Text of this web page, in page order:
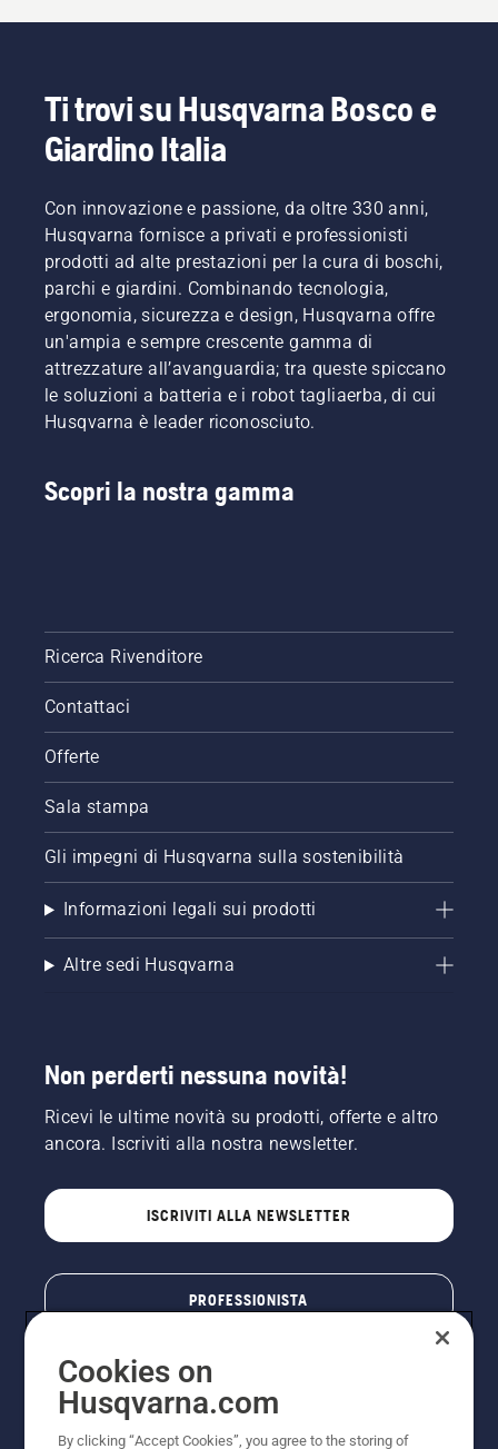
Ti trovi su Husqvarna Bosco e
Giardino Italia
Con innovazione e passione, da oltre 330 anni,
Husqvarna fornisce a privati e professionisti
prodotti ad alte prestazioni per la cura di boschi,
parchi e giardini. Combinando tecnologia,
ergonomia, sicurezza e design, Husqvarna offre
un'ampia e sempre crescente gamma di
attrezzature all’avanguardia; tra queste spiccano
le soluzioni a batteria e i robot tagliaerba, di cui
Husqvarna è leader riconosciuto.
Scopri la nostra gamma
Ricerca Rivenditore
Contattaci
Offerte
Sala stampa
Gli impegni di Husqvarna sulla sostenibilità
Informazioni legali sui prodotti
Altre sedi Husqvarna
Non perderti nessuna novità!
Ricevi le ultime novità su prodotti, offerte e altro
ancora. Iscriviti alla nostra newsletter.
ISCRIVITI ALLA NEWSLETTER
PROFESSIONISTA
Cookies on
Husqvarna.com
By clicking “Accept Cookies”, you agree to the storing of